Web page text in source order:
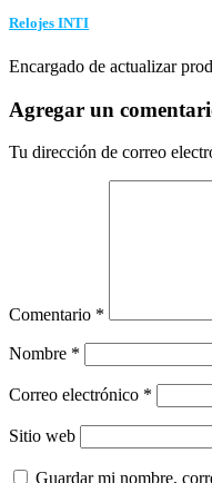
Relojes INTI
Encargado de actualizar
Agregar un
Tu dirección de correo
Comentario *
Nombre *
Correo electrónico *
Sitio web
Guardar mi nombre,